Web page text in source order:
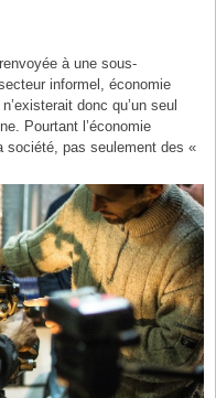
à une sous-
informel, économie
donc qu’un seul
Pourtant l’économie
société, pas seulement des «